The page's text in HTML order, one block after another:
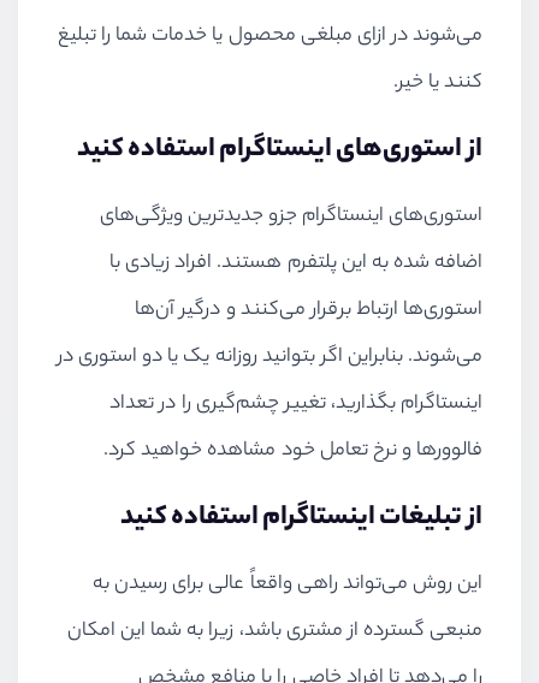
می‌شوند در ازای مبلغی محصول یا خدمات شما را تبلیغ
کنند یا خیر.
از استوری‌های اینستاگرام استفاده کنید
استوری‌های اینستاگرام جزو جدیدترین ویژگی‌های
اضافه شده به این پلتفرم هستند. افراد زیادی با
استوری‌ها ارتباط برقرار می‌کنند و درگیر آن‌ها
می‌شوند. بنابراین اگر بتوانید روزانه یک یا دو استوری در
اینستاگرام بگذارید، تغییر چشم‌گیری را در تعداد
فالوورها و نرخ تعامل خود مشاهده خواهید کرد.
از تبلیغات اینستاگرام استفاده کنید
این روش می‌تواند راهی واقعاً عالی برای رسیدن به
منبعی گسترده از مشتری باشد، زیرا به شما این امکان